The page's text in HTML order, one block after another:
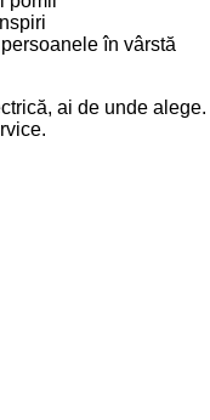
în vârstă
ai de unde alege.